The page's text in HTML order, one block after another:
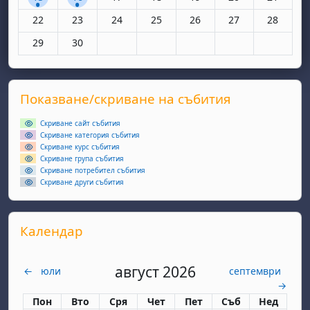
Няма събития, понеделник, 22 юни
22 Няма събития, вторник, 23 юни
23 Няма събития, сряда, 24 юни
24 Няма събития, четвъртък, 25 юни
25 Няма събития, петък, 26
26 Няма събития,
27 Няма
28
Няма събития, понеделник, 29 юни
29 Няма събития, вторник, 30 юни
30
Supplementary blocks
Прескочи Показване/скриване на събития
Показване/скриване на събития
Скриване сайт събития
Скриване категория събития
Скриване курс събития
Скриване група събития
Скриване потребител събития
Скриване други събития
Прескочи Календар
Календар
← юли август 2026
септември
→
Понеделник
Пон вторник
Вто сряда
Сря четвъртък
Чет петък
Пет събота
Съб неделя
Нед